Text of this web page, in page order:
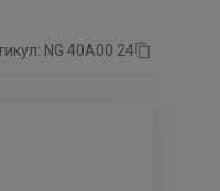
NG 40A00 24